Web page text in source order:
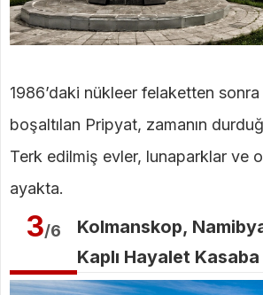
1986’daki nükleer felaketten
boşaltılan Pripyat, zamanın
Terk edilmiş evler, lunaparklar ve
ayakta.
3/6
Kolmanskop,
Kaplı Hayalet Kasaba